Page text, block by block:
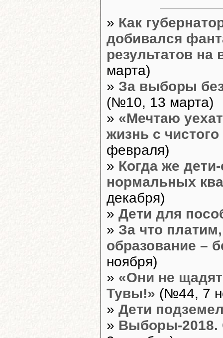
» Как
добивался
результатов на
марта)
» За выборы
(№10, 13 марта)
» «Мечтаю
жизнь с чистого
февраля)
» Когда же
нормальных
декабря)
» Дети для
» За что
образование –
ноября)
» «Они не
Тувы!» (№44, 7
» Дети
» Выборы-2018.